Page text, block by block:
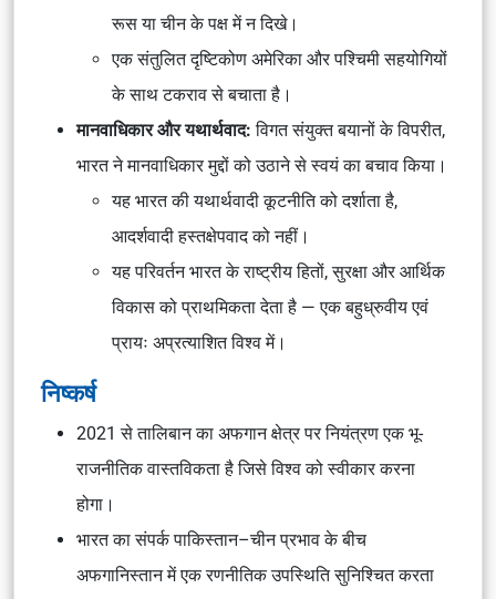
रूस या चीन के पक्ष में न दिखे।
एक संतुलित दृष्टिकोण अमेरिका और पश्चिमी सहयोगियों
के साथ टकराव से बचाता है।
मानवाधिकार और यथार्थवाद: विगत संयुक्त बयानों के विपरीत,
भारत ने मानवाधिकार मुद्दों को उठाने से स्वयं का बचाव किया।
यह भारत की यथार्थवादी कूटनीति को दर्शाता है,
आदर्शवादी हस्तक्षेपवाद को नहीं।
यह परिवर्तन भारत के राष्ट्रीय हितों, सुरक्षा और आर्थिक
विकास को प्राथमिकता देता है — एक बहुध्रुवीय एवं
प्रायः अप्रत्याशित विश्व में।
निष्कर्ष
2021 से तालिबान का अफगान क्षेत्र पर नियंत्रण एक भू-
राजनीतिक वास्तविकता है जिसे विश्व को स्वीकार करना
होगा।
भारत का संपर्क पाकिस्तान–चीन प्रभाव के बीच
अफगानिस्तान में एक रणनीतिक उपस्थिति सुनिश्चित करता